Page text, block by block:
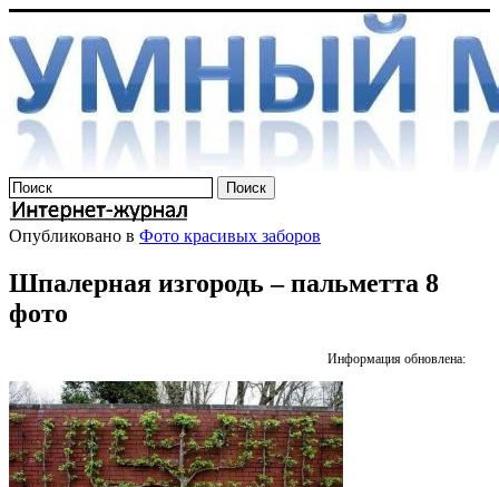
Опубликовано в Фото красивых заборов
Шпалерная изгородь – пальметта 8
фото
Информация обновлена: